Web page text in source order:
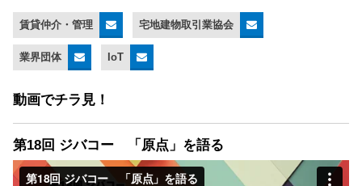
賃貸仲介・管理 宅地建物取引業協会
業界団体 IoT
動画でチラ見！
第18回 ジバコー 「原点」を語る